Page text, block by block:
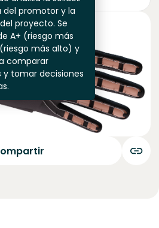
del promotor y la
proyecto. Se
A+ (riesgo más
más alto) y
comparar
y tomar decisiones